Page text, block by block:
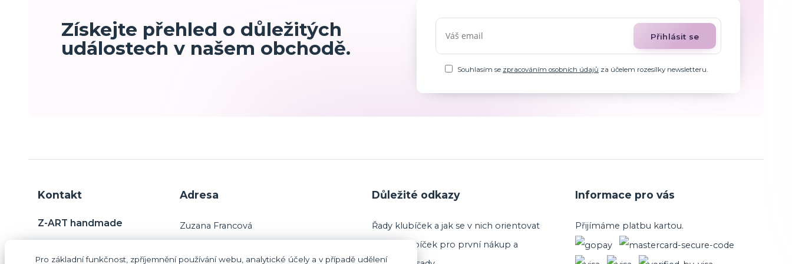
Získejte přehled o důležitých
událostech v našem obchodě.
Přihlásit se
Souhlasím se zpracováním osobních údajů za účelem rozesílky newsletteru.
Adresa
Zuzana Francová
Důležité odkazy
Řady klubíček a jak se v nich orientovat
Výběr klubíček pro první nákup a
Informace pro vás
Přijímáme platbu kartou.
Kontakt
Z-ART handmade
Pro základní funkčnost, zpříjemnění používání webu, analytické účely a v případě udělení